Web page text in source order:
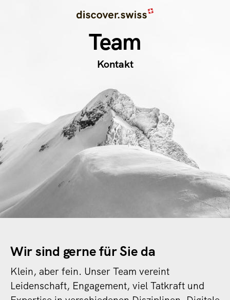
Team
Kontakt
Wir sind gerne für Sie da
Klein, aber fein. Unser Team vereint
Leidenschaft, Engagement, viel Tatkraft und